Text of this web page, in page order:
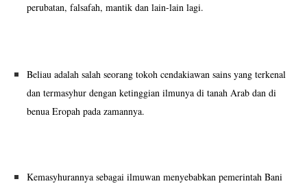
perubatan, falsafah, mantik dan lain-lain lagi.
Beliau adalah salah seorang tokoh cendakiawan sains yang terkenal
dan termasyhur dengan ketinggian ilmunya di tanah Arab dan di
benua Eropah pada zamannya.
Kemasyhurannya sebagai ilmuwan menyebabkan pemerintah Bani